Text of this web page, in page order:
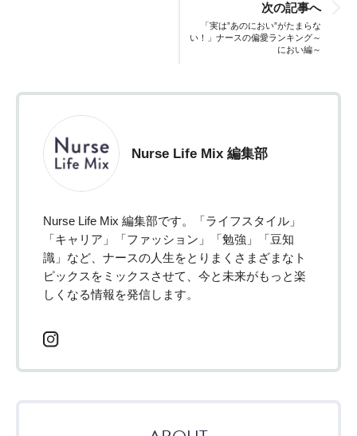
次の記事へ
「実は”あのにおい”がたまらな
い！」ナースの偏愛ランキング～
におい編～
Nurse Life Mix 編集部
Nurse Life Mix 編集部です。「ライフスタイル」
「キャリア」「ファッション」「勉強」「豆知
識」など、ナースの人生をとりまくさまざまなト
ピックスをミックスさせて、今と未来がもっと楽
しくなる情報を発信します。